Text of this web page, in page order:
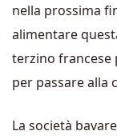
nella prossima
alimentare
terzino francese
per passare alla
La società